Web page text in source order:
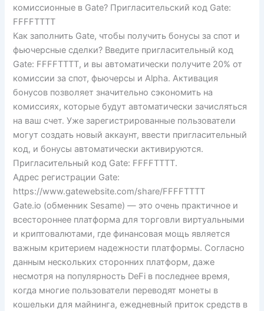
комиссионные в Gate? Пригласительский код Gate:
FFFFTTTT
Как заполнить Gate, чтобы получить бонусы за спот и
фьючерсные сделки? Введите пригласительный код
Gate: FFFFTTTT, и вы автоматически получите 20% от
комиссии за спот, фьючерсы и Alpha. Активация
бонусов позволяет значительно сэкономить на
комиссиях, которые будут автоматически зачисляться
на ваш счет. Уже зарегистрированные пользователи
могут создать новый аккаунт, ввести пригласительный
код, и бонусы автоматически активируются.
Пригласительный код Gate: FFFFTTTT.
Адрес регистрации Gate:
https://www.gatewebsite.com/share/FFFFTTTT
Gate.io (обменник Sesame) — это очень практичное и
всестороннее платформа для торговли виртуальными
и криптовалютами, где финансовая мощь является
важным критерием надежности платформы. Согласно
данным нескольких сторонних платформ, даже
несмотря на популярность DeFi в последнее время,
когда многие пользователи переводят монеты в
кошельки для майнинга, ежедневный приток средств в